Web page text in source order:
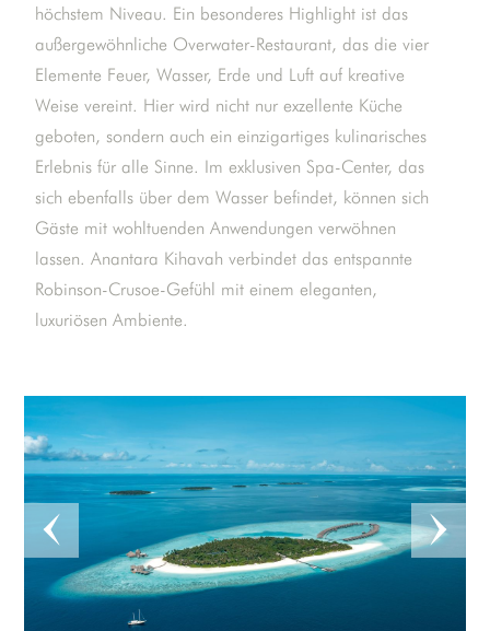
höchstem Niveau. Ein besonderes Highlight ist das
außergewöhnliche Overwater-Restaurant, das die vier
Elemente Feuer, Wasser, Erde und Luft auf kreative
Weise vereint. Hier wird nicht nur exzellente Küche
geboten, sondern auch ein einzigartiges kulinarisches
Erlebnis für alle Sinne. Im exklusiven Spa-Center, das
sich ebenfalls über dem Wasser befindet, können sich
Gäste mit wohltuenden Anwendungen verwöhnen
lassen. Anantara Kihavah verbindet das entspannte
Robinson-Crusoe-Gefühl mit einem eleganten,
luxuriösen Ambiente.